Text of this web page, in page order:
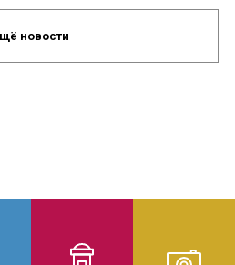
новости